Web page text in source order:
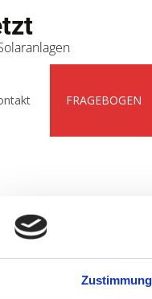
Zustimmung
FRAGEBOGEN